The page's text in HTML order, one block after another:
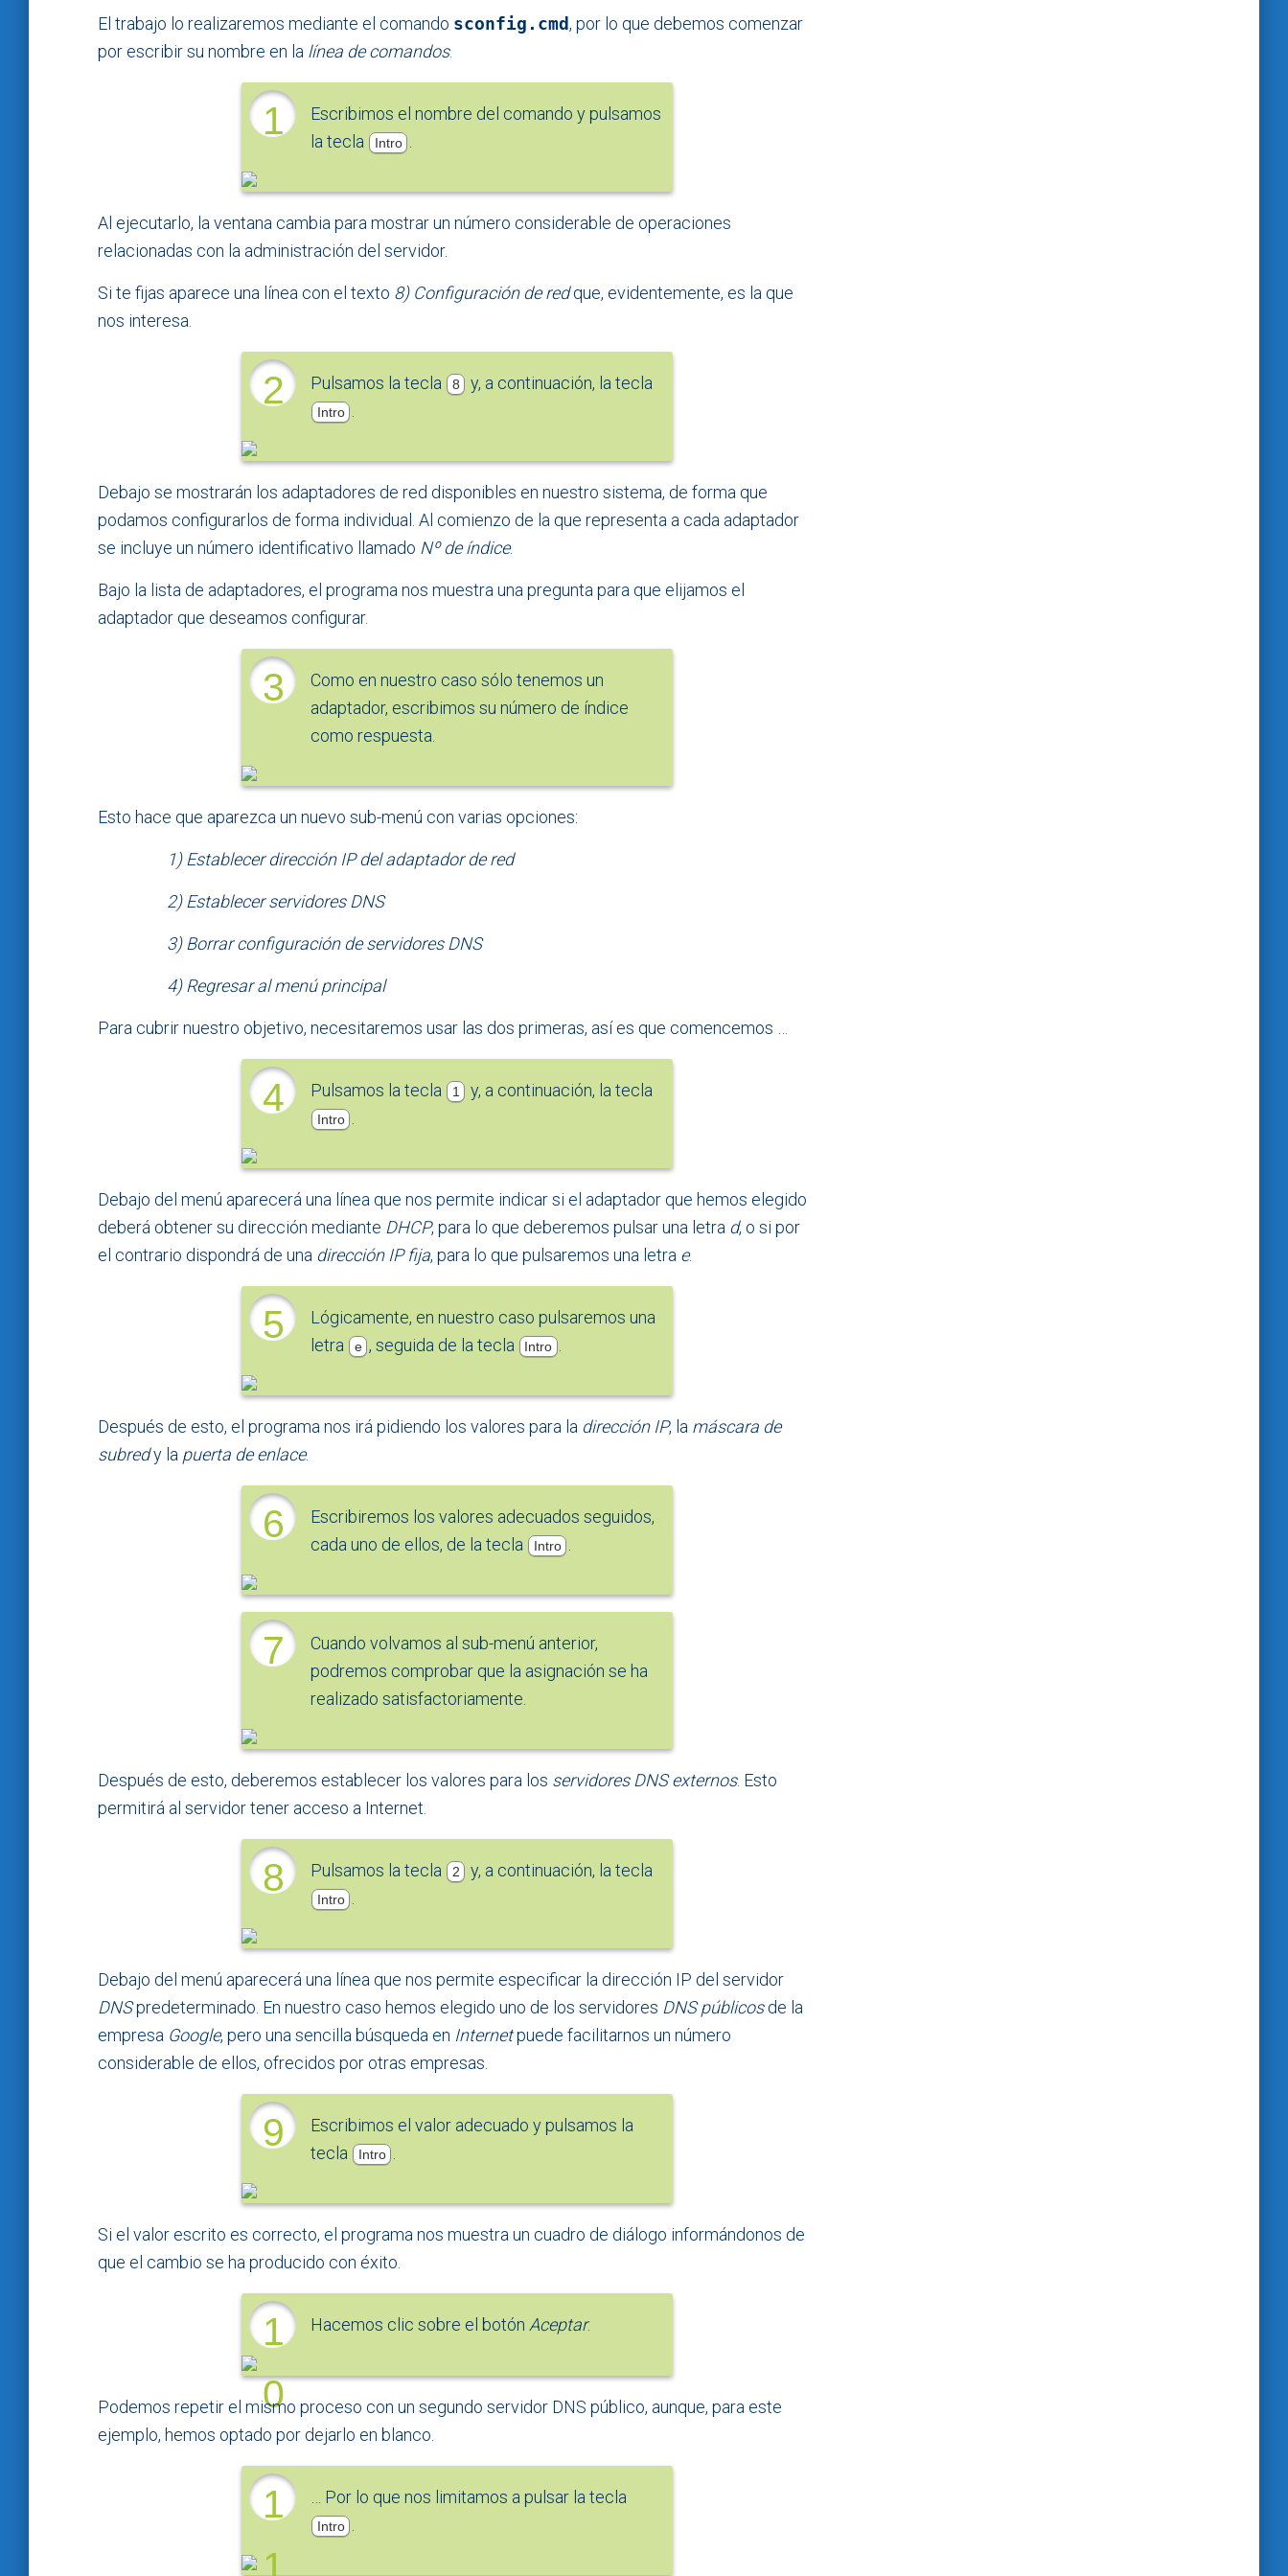
El trabajo lo realizaremos mediante el comando sconfig.cmd, por lo que debemos comenzar
por escribir su nombre en la línea de comandos.
1
Escribimos el nombre del comando y pulsamos
la tecla
Intro
Al ejecutarlo, la ventana cambia para mostrar un número considerable de operaciones
relacionadas con la administración del servidor.
Si te fijas aparece una línea con el texto 8) Configuración de redque, evidentemente, es la que
nos interesa.
2 Pulsamos la tecla 8 y, a continuación, la tecla
Intro
Debajo se mostrarán los adaptadores de red disponibles en nuestro sistema, de forma que
podamos configurarlos de forma individual. Al comienzo de la que representa a cada adaptador
se incluye un número identificativo llamado Nº de índice.
Bajo la lista de adaptadores, el programa nos muestra una pregunta para que elijamos el
adaptador que deseamos configurar.
3
Como en nuestro caso sólo tenemos un
adaptador, escribimos su número de índice
como respuesta.
Esto hace que aparezca un nuevo sub-menú con varias opciones:
1) Establecer dirección IP del adaptador de red
2) Establecer servidores DNS
3) Borrar configuración de servidores DNS
4) Regresar al menú principal
Para cubrir nuestro objetivo, necesitaremos usar las dos primeras, así es que comencemos …
4 Pulsamos la tecla 1 y, a continuación, la tecla
Intro
Debajo del menú aparecerá una línea que nos permite indicar si el adaptador que hemos elegido
deberá obtener su dirección mediante DHCP, para lo que deberemos pulsar una letra d, o si por
el contrario dispondrá de una dirección IP fija, para lo que pulsaremos una letra e.
5
Lógicamente, en nuestro caso pulsaremos una
letra
e , seguida de la tecla Intro
Después de esto, el programa nos irá pidiendo los valores para la dirección IP, la máscara de
subredy la puerta de enlace.
6
Escribiremos los valores adecuados seguidos,
cada uno de ellos, de la tecla
Intro
7
Cuando volvamos al sub-menú anterior,
podremos comprobar que la asignación se ha
realizado satisfactoriamente.
Después de esto, deberemos establecer los valores para los servidores DNS externos. Esto
permitirá al servidor tener acceso a Internet.
8 Pulsamos la tecla 2 y, a continuación, la tecla
Intro
Debajo del menú aparecerá una línea que nos permite especificar la dirección IP del servidor
DNSpredeterminado. En nuestro caso hemos elegido uno de los servidores DNS públicosde la
empresa Google, pero una sencilla búsqueda en Internetpuede facilitarnos un número
considerable de ellos, ofrecidos por otras empresas.
9
Escribimos el valor adecuado y pulsamos la
tecla
Intro
Si el valor escrito es correcto, el programa nos muestra un cuadro de diálogo informándonos de
que el cambio se ha producido con éxito.
1
0
Hacemos clic sobre el botón Aceptar.
Podemos repetir el mismo proceso con un segundo servidor DNS público, aunque, para este
ejemplo, hemos optado por dejarlo en blanco.
1
1
… Por lo que nos limitamos a pulsar la tecla
Intro